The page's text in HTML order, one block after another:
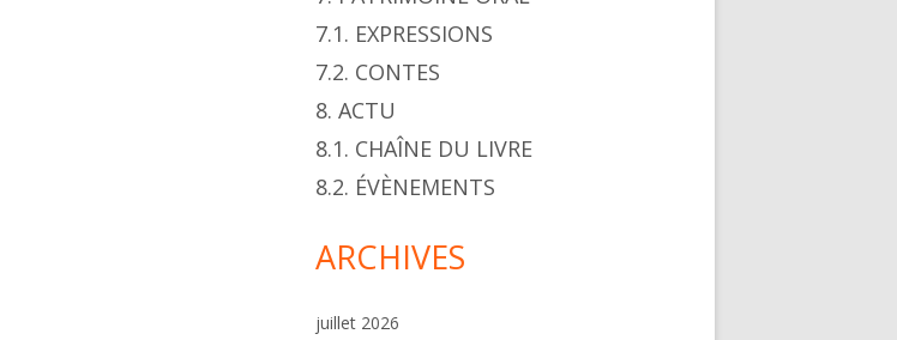
7.1. EXPRESSIONS
7.2. CONTES
8. ACTU
8.1. CHAÎNE DU LIVRE
8.2. ÉVÈNEMENTS
ARCHIVES
juillet 2026